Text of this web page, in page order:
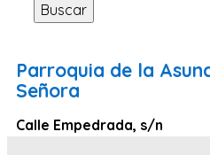
Sevilla
Santa Cruz de Tenerife
Islas Baleares
Buscar
Parroquia de la
Señora
Calle Empedrada, s/n